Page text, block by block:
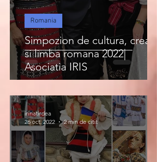
Simpozion de cultura, creatie
si limba romana 2022|
Asociatia IRIS
Romania
irinatirdea
26 oct. 2022
2 min de citit